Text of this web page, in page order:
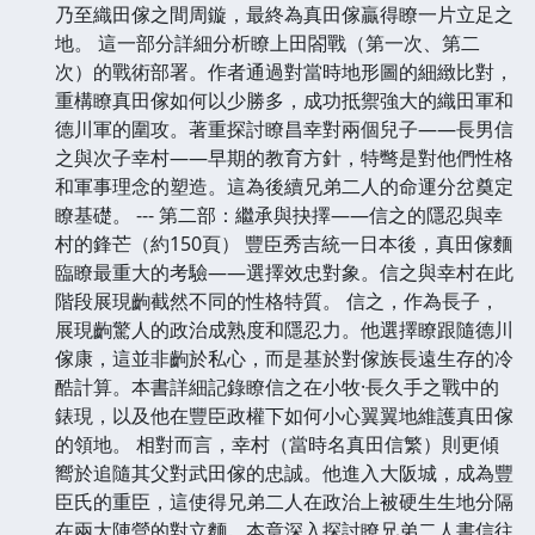
乃至織田傢之間周鏇，最終為真田傢贏得瞭一片立足之
地。 這一部分詳細分析瞭上田閤戰（第一次、第二
次）的戰術部署。作者通過對當時地形圖的細緻比對，
重構瞭真田傢如何以少勝多，成功抵禦強大的織田軍和
德川軍的圍攻。著重探討瞭昌幸對兩個兒子——長男信
之與次子幸村——早期的教育方針，特彆是對他們性格
和軍事理念的塑造。這為後續兄弟二人的命運分岔奠定
瞭基礎。 --- 第二部：繼承與抉擇——信之的隱忍與幸
村的鋒芒（約150頁） 豐臣秀吉統一日本後，真田傢麵
臨瞭最重大的考驗——選擇效忠對象。信之與幸村在此
階段展現齣截然不同的性格特質。 信之，作為長子，
展現齣驚人的政治成熟度和隱忍力。他選擇瞭跟隨德川
傢康，這並非齣於私心，而是基於對傢族長遠生存的冷
酷計算。本書詳細記錄瞭信之在小牧·長久手之戰中的
錶現，以及他在豐臣政權下如何小心翼翼地維護真田傢
的領地。 相對而言，幸村（當時名真田信繁）則更傾
嚮於追隨其父對武田傢的忠誠。他進入大阪城，成為豐
臣氏的重臣，這使得兄弟二人在政治上被硬生生地分隔